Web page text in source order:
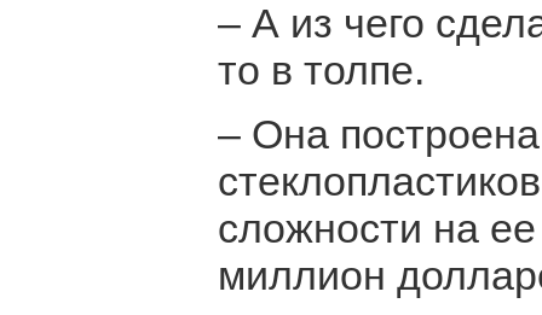
– А из чего
то в толпе.
– Она
сложности на
миллион